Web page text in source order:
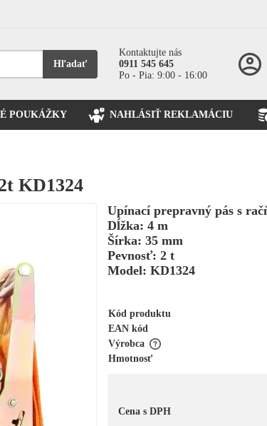
Hľadať
Kontaktujte nás
0911 545 645
Po - Pia: 9:00 - 16:00
POUKÁŽKY NAHLÁSIŤ REKLAMÁCIU
KD1324
Upínací prepravný pás s
Dĺžka: 4 m
Šírka: 35 mm
Pevnosť: 2 t
Model: KD1324
Kód produktu
EAN kód
Výrobca
Hmotnosť
Cena s DPH